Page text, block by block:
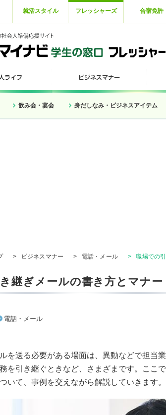
就活スタイル フレッシャーズ 合宿免許
飲み会・宴会 身だしなみ・ビジネスアイテム
> ビジネスマナー > 電話・メール > 職場での
継ぎメールの書き方とマナー
電話・メール
を送る必要がある場面は、異動などで担当
を引き継ぐときなど、さまざまです。ここ
いて、事例を交えながら解説していきます。